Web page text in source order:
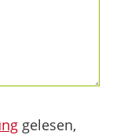
gelesen,